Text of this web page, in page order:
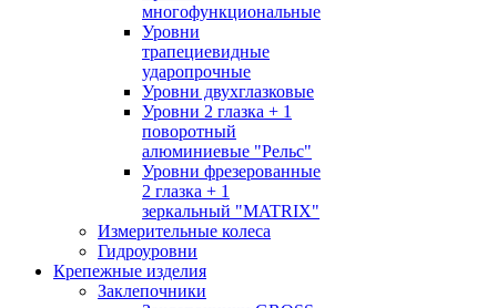
многофункциональные
Уровни
трапециевидные
ударопрочные
Уровни двухглазковые
Уровни 2 глазка + 1
поворотный
алюминиевые "Рельс"
Уровни фрезерованные
2 глазка + 1
зеркальный "MATRIX"
Измерительные колеса
Гидроуровни
Крепежные изделия
Заклепочники